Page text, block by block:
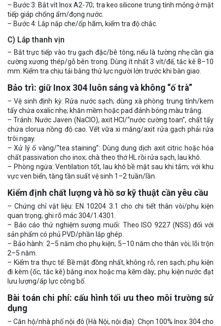
– Bước 3: Bắt vít Inox A2-70; tra keo silicone trung tính mỏng ở mặt
tiếp giáp chống ẩm/đọng nước.
– Bước 4: Lắp nắp che/ốp hãm, kiểm tra độ chắc.
C) Lắp thanh vịn
– Bắt trực tiếp vào trụ gạch đặc/bê tông; nếu là tường nhẹ cần gia
cường xương thép/gỗ bên trong. Dùng ít nhất 3 vít/đế, tắc kê 8–10
mm. Kiểm tra chịu tải bằng thử lực người lớn trước khi bàn giao.
Bảo trì: giữ Inox 304 luôn sáng và không “ố trà”
– Vệ sinh định kỳ: Rửa nước sạch; dùng xà phòng trung tính/kem
tẩy chứa oxalic nhẹ; khăn mềm hoặc pad đánh bóng màu trắng.
– Tránh: Nước Javen (NaClO), axit HCl/“nước cường toan”, chất tẩy
chứa clorua nồng độ cao. Vết vữa xi măng/axit rửa gạch phải rửa
trôi ngay.
– Xử lý ố vàng/“tea staining”: Dùng dung dịch axit citric hoặc hóa
chất passivation cho inox; chà theo thớ HL rồi rửa sạch, lau khô.
– Phòng ngừa: Ventilation tốt, lau khô bề mặt sau khi tắm; với khu
vực ven biển, tăng tần suất vệ sinh 1–2 tuần/lần.
Kiểm định chất lượng và hồ sơ kỹ thuật cần yêu cầu
– Chứng chỉ vật liệu: EN 10204 3.1 cho chi tiết thân vòi/phụ kiện
quan trọng; ghi rõ mác 304/1.4301.
– Báo cáo thử nghiệm sương muối: Theo ISO 9227 (NSS) đối với
sản phẩm có phủ PVD/phần lắp ghép.
– Bảo hành: 2–5 năm cho phụ kiện; 5–10 năm cho thân vòi; lõi trộn
2–5 năm.
– Kiểm tra thực tế: Bề mặt đồng nhất, không rỗ; ren sạch; phụ kiện
đi kèm (ốc, tắc kê) bằng inox hoặc mạ kẽm dày; phụ kiện nước đạt
lưu lượng/áp lực công bố.
Bài toán chi phí: cấu hình tối ưu theo môi trường sử
dụng
– Căn hộ/nhà phố nội đô (Hà Nội, nội địa): Chọn 100% Inox 304 cho